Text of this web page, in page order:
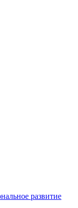
развитие